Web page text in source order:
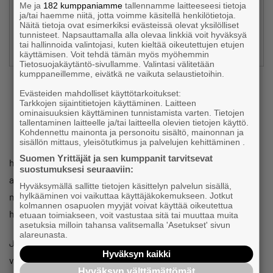
K
auppakirjassa on yleensä sovittu, onko myyjä
mukana toiminnassa vielä jonkun aikaa
“konsulttina” ja neuvonantajana. Tämä ei ole
välttämätöntä, mutta käytännön syistä usein
hyvä vaihtoehto erityisesti hiljaisen tiedon siirtymistä
ajatellen. On hyvä sopia kirjallisesti, kuinka kauan myyjä on
mukana ja mitä tehtäviä hänelle kuuluu tai missä roolissa
hän toimii.
Joillakin toimialoilla yritystoiminta edellyttää
vastuuhenkilöön sidottuja lupia. Nämä ja mm.
Me ja 182 kumppaniamme tallennamme laitteeseesi tietoja
ja/tai haemme niitä, jotta voimme käsitellä henkilötietoja.
Näitä tietoja ovat esimerkiksi evästeissä olevat yksilölliset
tunnisteet. Napsauttamalla alla olevaa linkkiä voit hyväksyä
tai hallinnoida valintojasi, kuten kieltää oikeutettujen etujen
käyttämisen. Voit tehdä tämän myös myöhemmin
Tietosuojakäytäntö-sivullamme. Valintasi välitetään
kumppaneillemme, eivätkä ne vaikuta selaustietoihin.
Evästeiden mahdolliset käyttötarkoitukset:
Tarkkojen sijaintitietojen käyttäminen. Laitteen
ominaisuuksien käyttäminen tunnistamista varten. Tietojen
tallentaminen laitteelle ja/tai laitteella olevien tietojen käyttö.
Kohdennettu mainonta ja personoitu sisältö, mainonnan ja
sisällön mittaus, yleisötutkimus ja palvelujen kehittäminen .
Suomen Yrittäjät ja sen kumppanit tarvitsevat
suostumuksesi seuraaviin:
Hyväksymällä sallitte tietojen käsittelyn palvelun sisällä,
hylkääminen voi vaikuttaa käyttäjäkokemukseen. Jotkut
kolmannen osapuolen myyjät voivat käyttää oikeutettua
etuaan toimiakseen, voit vastustaa sitä tai muuttaa muita
asetuksia milloin tahansa valitsemalla 'Asetukset' sivun
alareunasta.
Hyväksyn kaikki